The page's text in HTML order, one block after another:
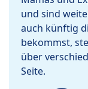
und sind
auch künftig
bekommst,
über
Seite.